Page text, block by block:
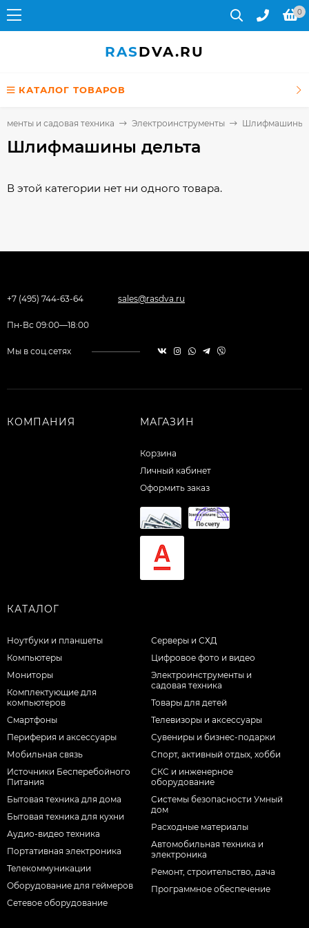
0
RASDVA.RU
КАТАЛОГ ТОВАРОВ
и садовая техника Электроинструменты Шлифмашины
Шлифмашины дельта
В этой категории нет ни одного товара.
+7 (495) 744-63-64 sales@rasdva.ru
Пн-Вс 09:00—18:00
Мы в соц.сетях
КОМПАНИЯ МАГАЗИН
Корзина
Личный кабинет
Оформить заказ
КАТАЛОГ
Ноутбуки и планшеты
Компьютеры
Мониторы
Комплектующие для
компьютеров
Смартфоны
Периферия и аксессуары
Мобильная связь
Источники Бесперебойного
Питания
Бытовая техника для дома
Бытовая техника для кухни
Аудио-видео техника
Портативная электроника
Телекоммуникации
Оборудование для геймеров
Сетевое оборудование
Серверы и СХД
Цифровое фото и видео
Электроинструменты и
садовая техника
Товары для детей
Телевизоры и аксессуары
Сувениры и бизнес-подарки
Спорт, активный отдых, хобби
СКС и инженерное
оборудование
Системы безопасности Умный
дом
Расходные материалы
Автомобильная техника и
электроника
Ремонт, строительство, дача
Программное обеспечение